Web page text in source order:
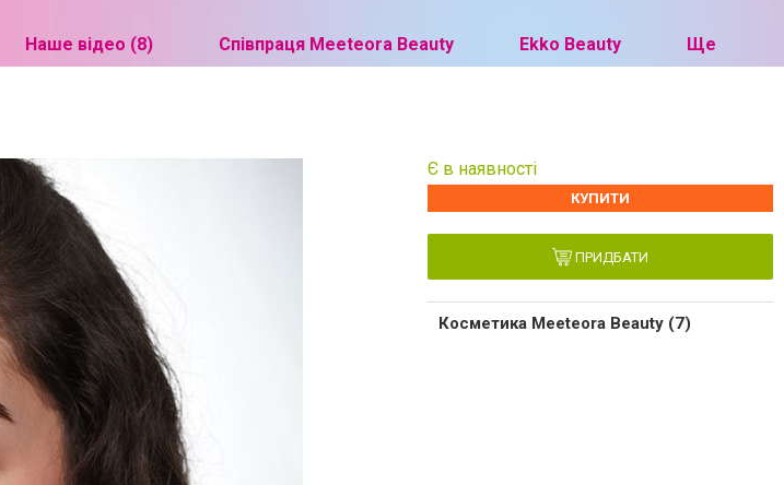
Наше відео (8) Співпраця Meeteora Beauty Ekko Beauty Ще
Є в наявності
КУПИТИ
ПРИДБАТИ
Косметика Meeteora Beauty (7)